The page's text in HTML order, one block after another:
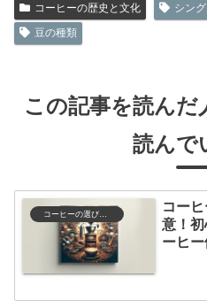
コーヒーの歴史と文化 シン
豆の種類
この記事を読んだ
読んで
コー
意！
ーヒ